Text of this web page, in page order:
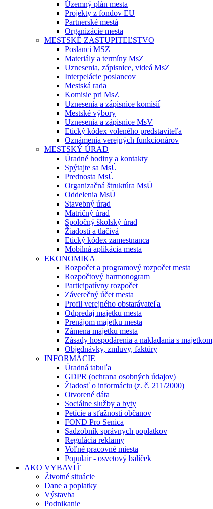
Územný plán mesta
Projekty z fondov EU
Partnerské mestá
Organizácie mesta
MESTSKÉ ZASTUPITEĽSTVO
Poslanci MSZ
Materiály a termíny MsZ
Uznesenia, zápisnice, videá MsZ
Interpelácie poslancov
Mestská rada
Komisie pri MsZ
Uznesenia a zápisnice komisií
Mestské výbory
Uznesenia a zápisnice MsV
Etický kódex voleného predstaviteľa
Oznámenia verejných funkcionárov
MESTSKÝ ÚRAD
Úradné hodiny a kontakty
Spýtajte sa MsÚ
Prednosta MsÚ
Organizačná štruktúra MsÚ
Oddelenia MsÚ
Stavebný úrad
Matričný úrad
Spoločný školský úrad
Žiadosti a tlačivá
Etický kódex zamestnanca
Mobilná aplikácia mesta
EKONOMIKA
Rozpočet a programový rozpočet mesta
Rozpočtový harmonogram
Participatívny rozpočet
Záverečný účet mesta
Profil verejného obstarávateľa
Odpredaj majetku mesta
Prenájom majetku mesta
Zámena majetku mesta
Zásady hospodárenia a nakladania s majetkom
Objednávky, zmluvy, faktúry
INFORMÁCIE
Úradná tabuľa
GDPR (ochrana osobných údajov)
Žiadosť o informáciu (z. č. 211/2000)
Otvorené dáta
Sociálne služby a byty
Petície a sťažnosti občanov
FOND Pro Senica
Sadzobník správnych poplatkov
Regulácia reklamy
Voľné pracovné miesta
Populair - osvetový balíček
AKO VYBAVIŤ
Životné situácie
Dane a poplatky
Výstavba
Podnikanie